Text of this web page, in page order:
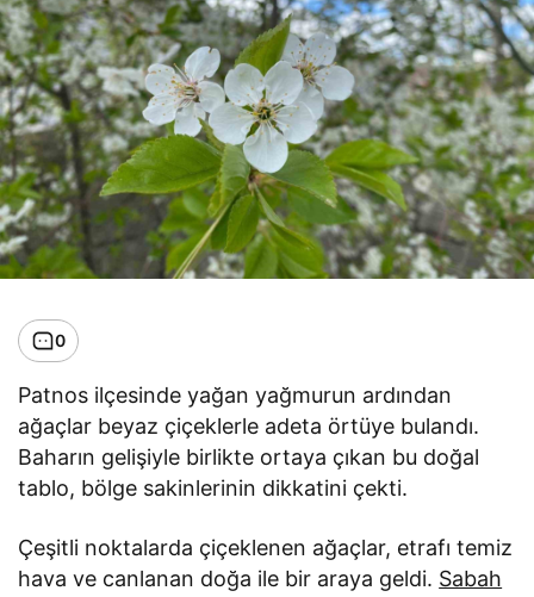
0
Patnos ilçesinde yağan yağmurun ardından
ağaçlar beyaz çiçeklerle adeta örtüye bulandı.
Baharın gelişiyle birlikte ortaya çıkan bu doğal
tablo, bölge sakinlerinin dikkatini çekti.
Çeşitli noktalarda çiçeklenen ağaçlar, etrafı temiz
hava ve canlanan doğa ile bir araya geldi. Sabah